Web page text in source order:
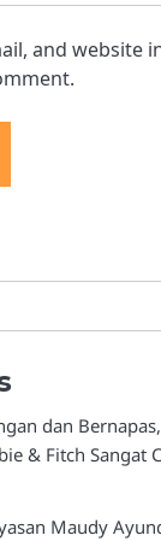
and website
dan
& Fitch Sangat
Maudy